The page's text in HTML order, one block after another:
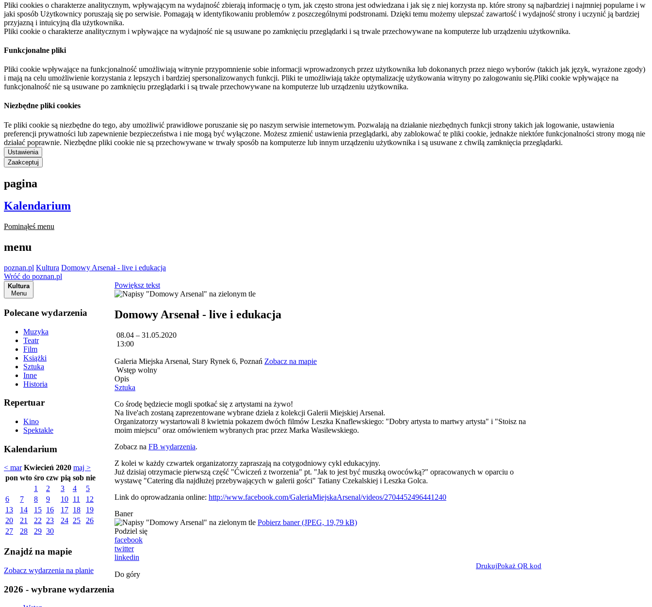
Pliki cookies o charakterze analitycznym, wpływającym na wydajność zbierają informację o tym, jak często strona jest odwiedzana i jak się z niej korzysta np. które strony są najbardziej i najmniej popularne i w
jaki sposób Użytkownicy poruszają się po serwisie. Pomagają w identyfikowaniu problemów z poszczególnymi podstronami. Dzięki temu możemy ulepszać zawartość i wydajność strony i uczynić ją bardziej
przyjazną i intuicyjną dla użytkownika.
Pliki cookie o charakterze analitycznym i wpływające na wydajność nie są usuwane po zamknięciu przeglądarki i są trwale przechowywane na komputerze lub urządzeniu użytkownika.
Funkcjonalne pliki
Pliki cookie wpływające na funkcjonalność umożliwiają witrynie przypomnienie sobie informacji wprowadzonych przez użytkownika lub dokonanych przez niego wyborów (takich jak język, wyrażone zgody)
i mają na celu umożliwienie korzystania z lepszych i bardziej spersonalizowanych funkcji. Pliki te umożliwiają także optymalizację użytkowania witryny po zalogowaniu się.Pliki cookie wpływające na
funkcjonalność nie są usuwane po zamknięciu przeglądarki i są trwale przechowywane na komputerze lub urządzeniu użytkownika.
Niezbędne pliki cookies
Te pliki cookie są niezbędne do tego, aby umożliwić prawidłowe poruszanie się po naszym serwisie internetowym. Pozwalają na działanie niezbędnych funkcji strony takich jak logowanie, ustawienia
preferencji prywatności lub zapewnienie bezpieczeństwa i nie mogą być wyłączone. Możesz zmienić ustawienia przeglądarki, aby zablokować te pliki cookie, jednakże niektóre funkcjonalności strony mogą nie
działać poprawnie. Niezbędne pliki cookie nie są przechowywane w trwały sposób na komputerze lub innym urządzeniu użytkownika i są usuwane z chwilą zamknięcia przeglądarki.
Ustawienia
Zaakceptuj
pagina
Kalendarium
Pominąłeś menu
menu
poznan.pl Kultura Domowy Arsenał - live i edukacja
Wróć do poznan.pl
Kultura
Menu
Polecane wydarzenia
Muzyka
Teatr
Film
Książki
Sztuka
Inne
Historia
Repertuar
Kino
Spektakle
Kalendarium
< mar Kwiecień 2020 maj >
pon wto śro czw pią sob nie
1
2 3 4
5
6
7 8 9 10 11
12
13
14 15 16 17 18
19
20
21 22 23 24 25
26
27
28 29 30
Znajdź na mapie
Zobacz wydarzenia na planie
2026 - wybrane wydarzenia
Powiększ tekst
Domowy Arsenał - live i edukacja
08.04 – 31.05.2020
13:00
Galeria Miejska Arsenał, Stary Rynek 6, Poznań Zobacz na mapie
Wstęp wolny
Opis
Sztuka
Co środę będziecie mogli spotkać się z artystami na żywo!
Na live'ach zostaną zaprezentowane wybrane dzieła z kolekcji Galerii Miejskiej Arsenał.
Organizatorzy wystartowali 8 kwietnia pokazem dwóch filmów Leszka Knaflewskiego: "Dobry artysta to martwy artysta" i "Stoisz na
moim miejscu" oraz omówieniem wybranych prac przez Marka Wasilewskiego.
Zobacz na FB wydarzenia.
Z kolei w każdy czwartek organizatorzy zapraszają na cotygodniowy cykl edukacyjny.
Już dzisiaj otrzymacie pierwszą część "Ćwiczeń z tworzenia" pt. "Jak to jest być muszką owocówką?" opracowanych w oparciu o
wystawę "Catering dla najdłużej przebywających w galerii gości" Tatiany Czekalskiej i Leszka Golca.
Link do oprowadzania online: http://www.facebook.com/GaleriaMiejskaArsenal/videos/2704452496441240
Baner
Pobierz baner (JPEG, 19,79 kB)
Podziel się
facebook
twitter
linkedin
DrukujPokaż QR kod
Do góry